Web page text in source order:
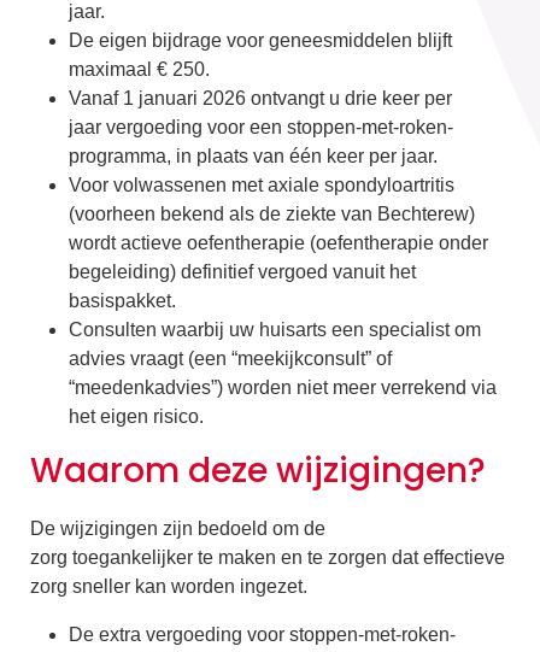
jaar.
De eigen bijdrage voor geneesmiddelen blijft
maximaal € 250.
Vanaf 1 januari 2026 ontvangt u drie keer per
jaar vergoeding voor een stoppen-met-roken-
programma, in plaats van één keer per jaar.
Voor volwassenen met axiale spondyloartritis
(voorheen bekend als de ziekte van Bechterew)
wordt actieve oefentherapie (oefentherapie onder
begeleiding) definitief vergoed vanuit het
basispakket.
Consulten waarbij uw huisarts een specialist om
advies vraagt (een “meekijkconsult” of
“meedenkadvies”) worden niet meer verrekend via
het eigen risico.
Waarom deze wijzigingen?
De wijzigingen zijn bedoeld om de
zorg toegankelijker te maken en te zorgen dat effectieve
zorg sneller kan worden ingezet.
De extra vergoeding voor stoppen-met-roken-